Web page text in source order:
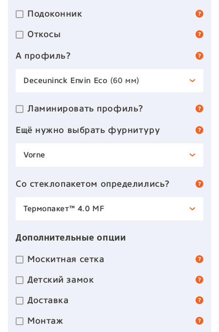
Подоконник
Откосы
А профиль?
Deceuninck Envin Eco (60 мм)
Ламинировать профиль?
Ещё нужно выбрать фурнитуру
Vorne
Со стеклопакетом определились?
Термопакет™ 4.0 MF
Дополнительные опции
Москитная сетка
Детский замок
Доставка
Монтаж